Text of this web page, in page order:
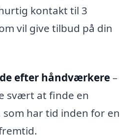
kontakt til 3
vil give tilbud på din
efter håndværkere–
svært at finde en
har tid inden for en